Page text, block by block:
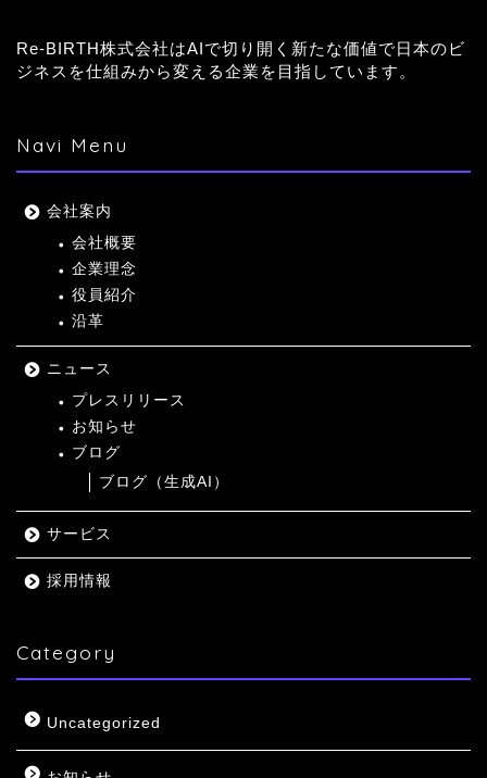
Re-BIRTH株式会社はAIで切り開く新たな価値で日本のビ
ジネスを仕組みから変える企業を目指しています。
Navi Menu
会社案内
会社概要
企業理念
役員紹介
沿革
ニュース
プレスリリース
お知らせ
ブログ
ブログ（生成AI）
サービス
採用情報
Category
Uncategorized